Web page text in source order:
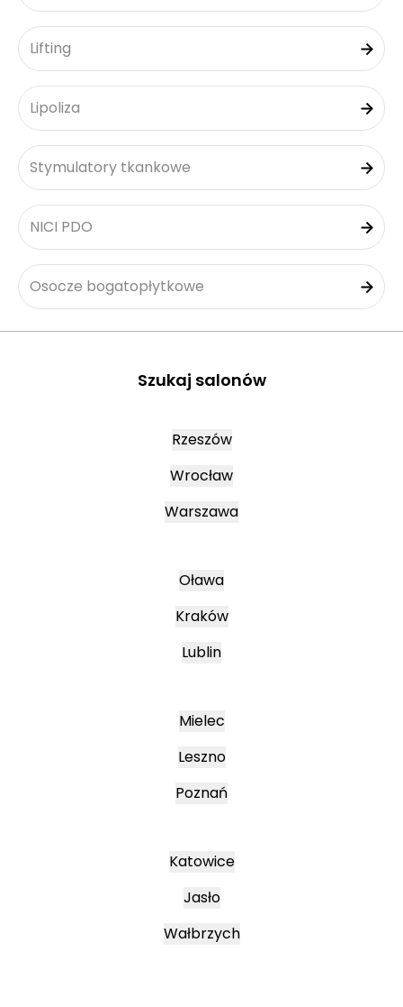
Lifting
Lipoliza
Stymulatory tkankowe
NICI PDO
Osocze bogatopłytkowe
Szukaj salonów
Rzeszów
Wrocław
Warszawa
Oława
Kraków
Lublin
Mielec
Leszno
Poznań
Katowice
Jasło
Wałbrzych